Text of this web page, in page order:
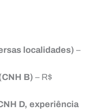
localidades) –
B) – R$
D, experiência